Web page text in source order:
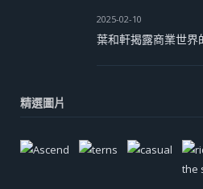
2025-02-10
葉和軒揭露商業世界
精選圖片